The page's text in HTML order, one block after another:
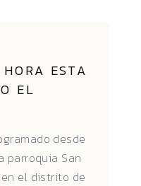
ESTA
EL
desde
parroquia San
el distrito de